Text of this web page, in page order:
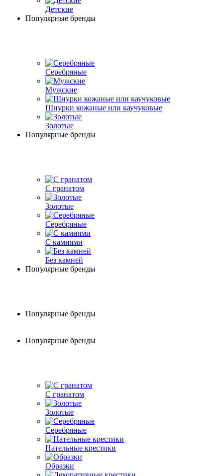
Детские
Популярные бренды
Серебряные
Мужские
Шнурки кожаные или каучуковые
Золотые
Популярные бренды
С гранатом
Золотые
Серебряные
С камнями
Без камней
Популярные бренды
Популярные бренды
Популярные бренды
С гранатом
Золотые
Серебряные
Нательные крестики
Образки